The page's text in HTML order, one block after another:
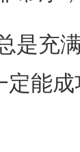
充满
能